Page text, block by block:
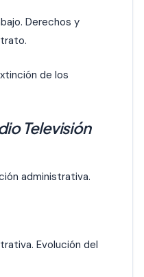
Derechos y
de los
Televisión
administrativa.
Evolución del